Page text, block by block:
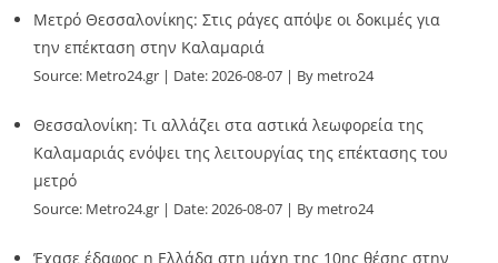
Μετρό Θεσσαλονίκης: Στις ράγες απόψε οι δοκιμές για
την επέκταση στην Καλαμαριά
Source: Metro24.gr Date: 2026-08-07 By metro24
Θεσσαλονίκη: Τι αλλάζει στα αστικά λεωφορεία της
Καλαμαριάς ενόψει της λειτουργίας της επέκτασης του
μετρό
Source: Metro24.gr Date: 2026-08-07 By metro24
Έχασε έδαφος η Ελλάδα στη μάχη της 10ης θέσης στην